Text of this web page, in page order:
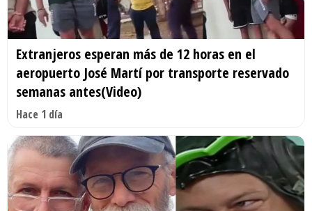
Extranjeros esperan más de 12 horas en el
aeropuerto José Martí por transporte reservado
semanas antes(Video)
Hace 1 día